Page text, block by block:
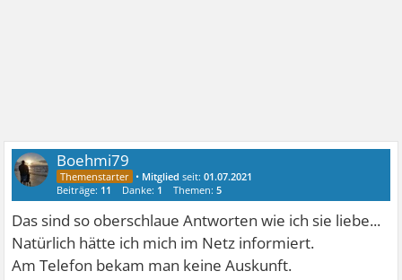
Boehmi79
• Mitglied seit:01.07.2021
Beiträge: 11 Danke: 1 Themen:5
Das sind so oberschlaue Antworten wie ich sie liebe...
Natürlich hätte ich mich im Netz informiert.
Am Telefon bekam man keine Auskunft.